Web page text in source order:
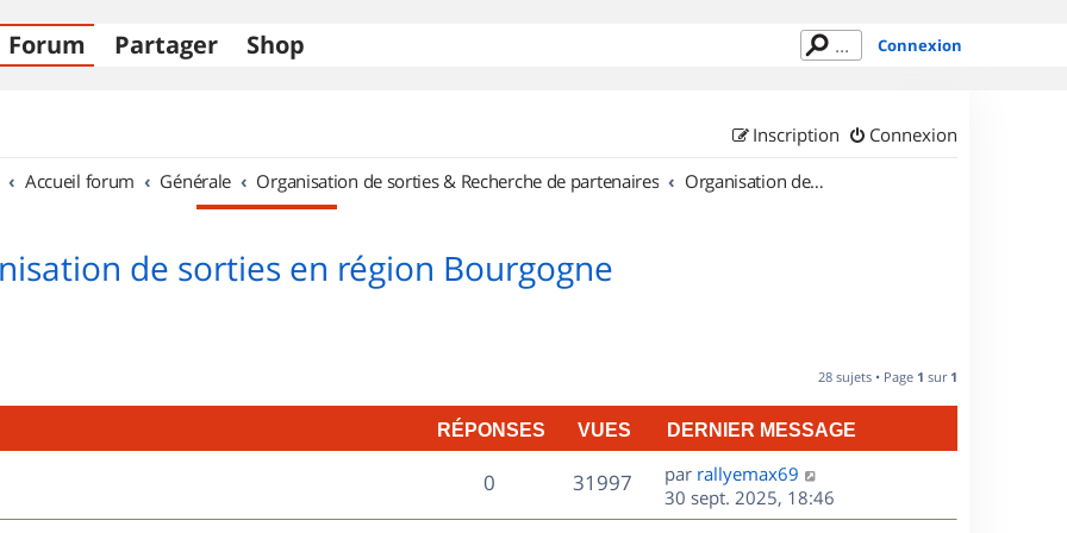
Forum Partager Shop Connexion
Connexion
Inscription
Accueil forum Générale Organisation de sorties & Recherche de partenaires Organisation de sorties en région Bourgogne
de sorties en région Bourgogne
28 sujets • Page 1 sur 1
RÉPONSES VUES DERNIER MESSAGE
0R
é
31997V
u
D
e
r
par rallyemax69
30 sept. 2025, 18:46